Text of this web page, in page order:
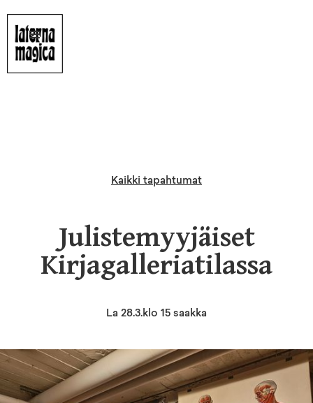
Kaikki tapahtumat
Julistemyyjäiset
Kirjagalleriatilassa
La 28.3.klo 15 saakka